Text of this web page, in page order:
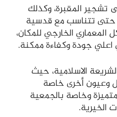
تشجير المقبرة، وكذلك
حتى تتناسب مع قدسية
المعماري الخارجي للمكان،
جودة وكفاءة ممكنة.
الاسلامية، حيث
وعيون أخرى خاصة
وخاصة بالجمعية
الخيرية.